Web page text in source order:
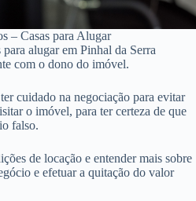
– Casas para Alugar
alugar em Pinhal da Serra
com o dono do imóvel.
cuidado na negociação para evitar
o imóvel, para ter certeza de que
falso.
de locação e entender mais sobre
e efetuar a quitação do valor